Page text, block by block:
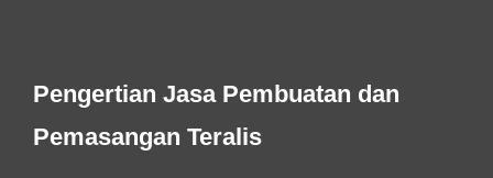
Pengertian Jasa Pembuatan dan
Pemasangan Teralis